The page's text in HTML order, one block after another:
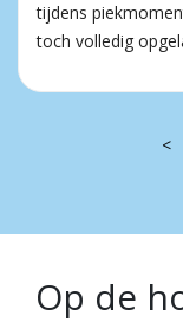
tijdens
toch volledig
<
Op de